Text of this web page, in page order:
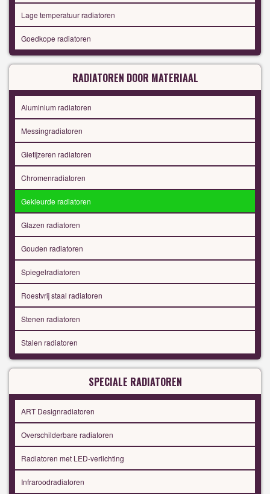
Lage temperatuur radiatoren
Goedkope radiatoren
RADIATOREN DOOR MATERIAAL
Aluminium radiatoren
Messingradiatoren
Gietijzeren radiatoren
Chromenradiatoren
Gekleurde radiatoren
Glazen radiatoren
Gouden radiatoren
Spiegelradiatoren
Roestvrij staal radiatoren
Stenen radiatoren
Stalen radiatoren
SPECIALE RADIATOREN
ART Designradiatoren
Overschilderbare radiatoren
Radiatoren met LED-verlichting
Infraroodradiatoren